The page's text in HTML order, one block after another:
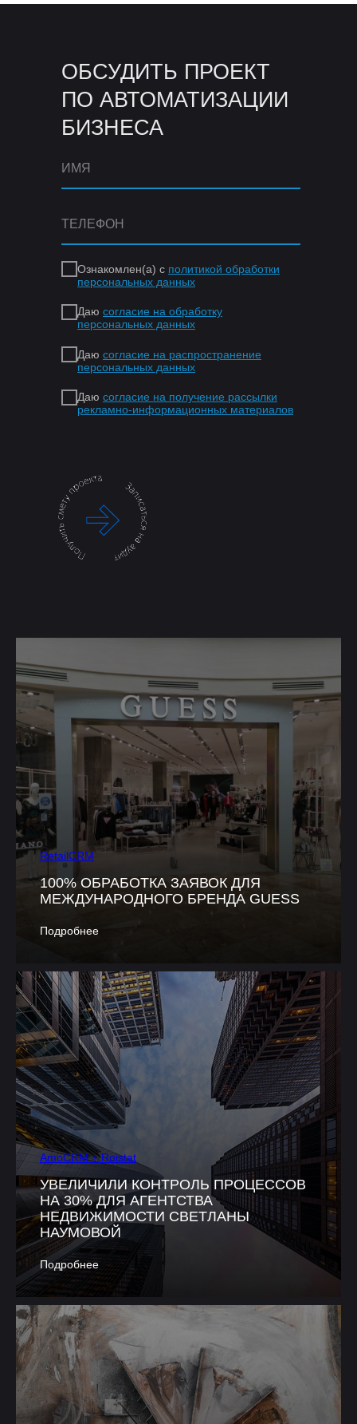
Ознакомлен(а) с политикой обработки
персональных данных
Даю согласие на обработку
персональных данных
Даю согласие на распространение
персональных данных
Даю согласие на получение рассылки
рекламно-информационных материалов
.
ОБСУДИТЬ ПРОЕКТ
ПО АВТОМАТИЗАЦИИ
БИЗНЕСА
RetailCRM
100% ОБРАБОТКА ЗАЯВОК ДЛЯ
МЕЖДУНАРОДНОГО БРЕНДА GUESS
Подробнее
AmoCRM + Roistat
УВЕЛИЧИЛИ КОНТРОЛЬ ПРОЦЕССОВ
НА 30% ДЛЯ АГЕНТСТВА
НЕДВИЖИМОСТИ СВЕТЛАНЫ
НАУМОВОЙ
Подробнее